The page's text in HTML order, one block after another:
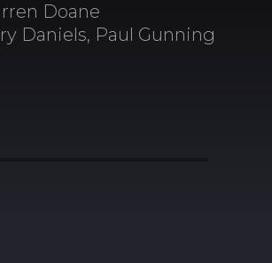
Doane
Daniels, Paul Gunning